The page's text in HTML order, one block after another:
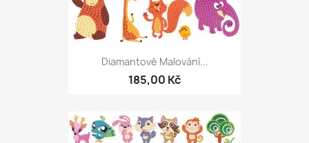
Diamantové Malování...
185,00 Kč